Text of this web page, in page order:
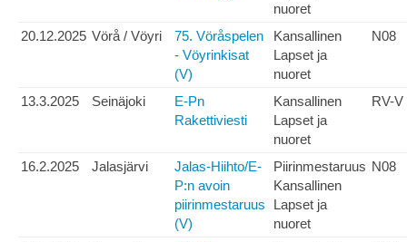
nuoret
20.12.2025 Vörå / Vöyri
75. Vöråspelen
- Vöyrinkisat
(V)
Kansallinen
Lapset ja
nuoret
N08
13.3.2025 Seinäjoki
E-Pn
Rakettiviesti
Kansallinen
Lapset ja
nuoret
RV-V
16.2.2025 Jalasjärvi
Jalas-Hiihto/E-
P:n avoin
piirinmestaruus
(V)
Piirinmestaruus
Kansallinen
Lapset ja
nuoret
N08